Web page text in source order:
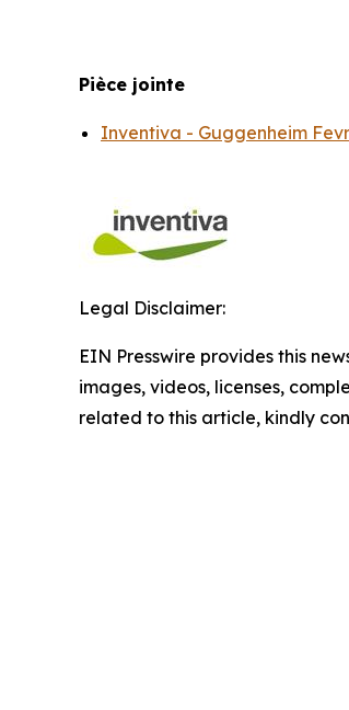
Pièce jointe
Inventiva - Guggenheim
Legal Disclaimer:
EIN Presswire provides this
images, videos, licenses,
related to this article, kindly